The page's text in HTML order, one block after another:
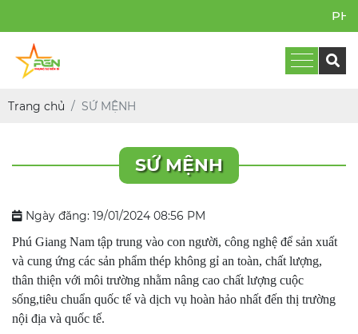
Trang chủ SỨ MỆNH
SỨ MỆNH
Ngày đăng: 19/01/2024 08:56 PM
Phú Giang Nam tập trung vào con người, công nghệ để sản xuất
và cung ứng các sản phẩm thép không gỉ an toàn, chất lượng,
thân thiện với môi trường nhằm nâng cao chất lượng cuộc
sống,tiêu chuẩn quốc tế và dịch vụ hoàn hảo nhất đến thị trường
nội địa và quốc tế.